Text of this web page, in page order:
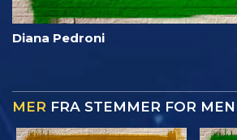
Diana Pedroni
MER FRA STEMMER FOR